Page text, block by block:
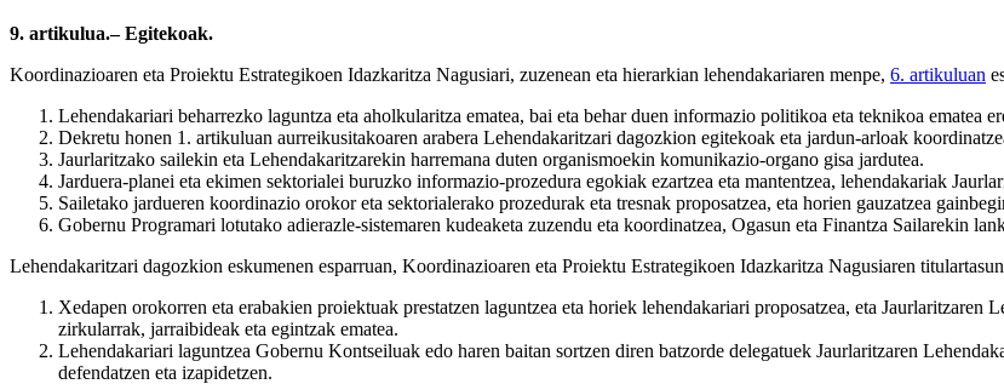
9. artikulua.– Egitekoak.
Koordinazioaren eta Proiektu Estrategikoen Idazkaritza Nagusiari, zuzenean eta hierarkian lehendakariaren menpe, 6. artikuluan
Lehendakariari beharrezko laguntza eta aholkularitza ematea, bai eta behar duen informazio politikoa eta teknikoa ematea
Dekretu honen 1. artikuluan aurreikusitakoaren arabera Lehendakaritzari dagozkion egitekoak eta jardun-arloak
Jaurlaritzako sailekin eta Lehendakaritzarekin harremana duten organismoekin komunikazio-organo gisa jardutea.
Jarduera-planei eta ekimen sektorialei buruzko informazio-prozedura egokiak ezartzea eta mantentzea, lehendakariak
Sailetako jardueren koordinazio orokor eta sektorialerako prozedurak eta tresnak proposatzea, eta horien gauzatzea
Gobernu Programari lotutako adierazle-sistemaren kudeaketa zuzendu eta koordinatzea, Ogasun eta Finantza Sailarekin
Lehendakaritzari dagozkion eskumenen esparruan, Koordinazioaren eta Proiektu Estrategikoen Idazkaritza Nagusiaren
Xedapen orokorren eta erabakien proiektuak prestatzen laguntzea eta horiek lehendakariari proposatzea, eta Jaurlaritzaren
zirkularrak, jarraibideak eta egintzak ematea.
Lehendakariari laguntzea Gobernu Kontseiluak edo haren baitan sortzen diren batzorde delegatuek Jaurlaritzaren
defendatzen eta izapidetzen.